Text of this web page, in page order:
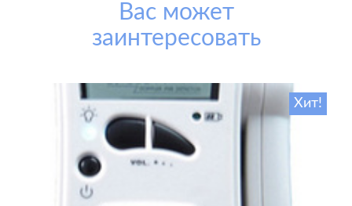
Вас может
заинтересовать
Хит!